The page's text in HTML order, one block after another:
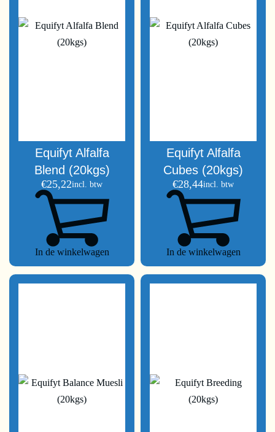
Equifyt Alfalfa
Blend (20kgs)
€25,22incl. btw
In de winkelwagen
Equifyt Alfalfa
Cubes (20kgs)
€28,44incl. btw
In de winkelwagen